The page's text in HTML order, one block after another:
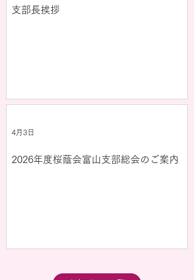
支部長挨拶
2026年度桜蔭会富山支部総会のご案内
4月3日